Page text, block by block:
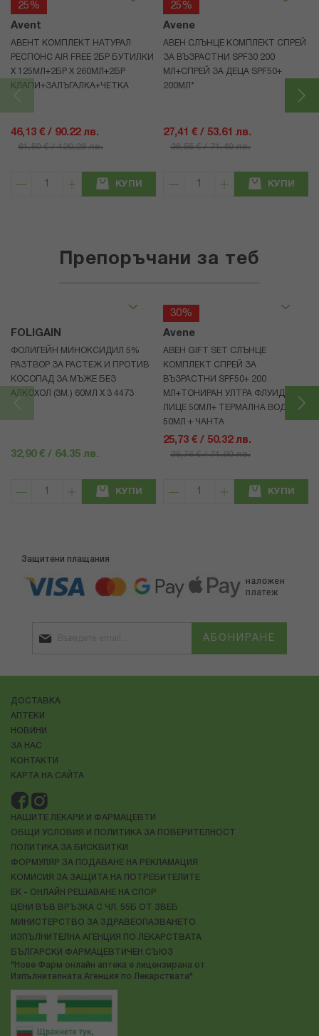
25%
Avent
АВЕНТ КОМПЛЕКТ НАТУРАЛ
РЕСПОНС AIR FREE 2БР БУТИЛКИ
Х 125МЛ+2БР Х 260МЛ+2БР
КЛАПИ+ЗАЛЪГАЛКА+ЧЕТКА
46,13 € / 90.22 лв.
61,50 € / 120.28 лв.
КУПИ
25%
Avene
АВЕН СЛЪНЦЕ КОМПЛЕКТ СПРЕЙ
ЗА ВЪЗРАСТНИ SPF30 200
МЛ+СПРЕЙ ЗА ДЕЦА SPF50+
200МЛ*
27,41 € / 53.61 лв.
36,55 € / 71.49 лв.
КУПИ
Препоръчани за теб
FOLIGAIN
ФОЛИГЕЙН МИНОКСИДИЛ 5%
РАЗТВОР ЗА РАСТЕЖ И ПРОТИВ
КОСОПАД ЗА МЪЖЕ БЕЗ
АЛКОХОЛ (3М.) 60МЛ X 3 4473
32,90 € / 64.35 лв.
КУПИ
30%
Avene
АВЕН GIFT SET СЛЪНЦЕ
КОМПЛЕКТ СПРЕЙ ЗА
ВЪЗРАСТНИ SPF50+ 200
МЛ+ТОНИРАН УЛТРА ФЛУИД ЗА
ЛИЦЕ 50МЛ+ ТЕРМАЛНА ВОДА
50МЛ + ЧАНТА
25,73 € / 50.32 лв.
36,76 € / 71.90 лв.
КУПИ
Защитени плащания
АБОНИРАНЕ
ДОСТАВКА
АПТЕКИ
НОВИНИ
ЗА НАС
КОНТАКТИ
КАРТА НА САЙТА
НАШИТЕ ЛЕКАРИ И ФАРМАЦЕВТИ
ОБЩИ УСЛОВИЯ И ПОЛИТИКА ЗА ПОВЕРИТЕЛНОСТ
ПОЛИТИКА ЗА БИСКВИТКИ
ФОРМУЛЯР ЗА ПОДАВАНЕ НА РЕКЛАМАЦИЯ
КОМИСИЯ ЗА ЗАЩИТА НА ПОТРЕБИТЕЛИТЕ
ЕК - ОНЛАЙН РЕШАВАНЕ НА СПОР
ЦЕНИ ВЪВ ВРЪЗКА С ЧЛ. 55Б ОТ ЗВЕБ
МИНИСТЕРСТВО ЗА ЗДРАВЕОПАЗВАНЕТО
ИЗПЪЛНИТЕЛНА АГЕНЦИЯ ПО ЛЕКАРСТВАТА
БЪЛГАРСКИ ФАРМАЦЕВТИЧЕН СЪЮЗ
"Нове Фарм онлайн аптека е лицензирана от
Изпълнителната Агенция по Лекарствата"